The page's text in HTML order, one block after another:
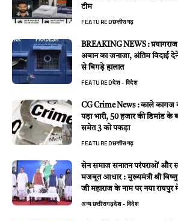
टीम
FEATUREDछत्तीसगढ़
BREAKING NEWS :
अबान का जनाजा, अंतिम विदाई
से बिगड़े हालात
FEATUREDदेश - विदेश
CG Crime News : काले कागज
पड़ा भारी, 50 हजार की डिमांड के
समेत 3 को पकड़ा
FEATUREDछत्तीसगढ़
सेन समाज सनातन परंपराओं और
मजबूत आधार : मुख्यमंत्री श्री
जी महाराज के नाम पर नया
अन्यछत्तीसगढ़देश - विदेश